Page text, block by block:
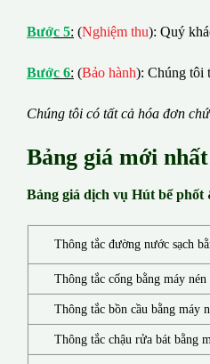
Bước 5: (Nghiệm thu): Quý
Bước 6: (Bảo hành): Chúng tôi
Chúng tôi có tất cả hóa đơn
Bảng giá mới nhất
Bảng giá dịch vụ Hút bể
Thông tắc đường nước sạch
Thông tắc cống bằng máy
Thông tắc bồn cầu bằng máy
Thông tắc chậu rửa bát bằng